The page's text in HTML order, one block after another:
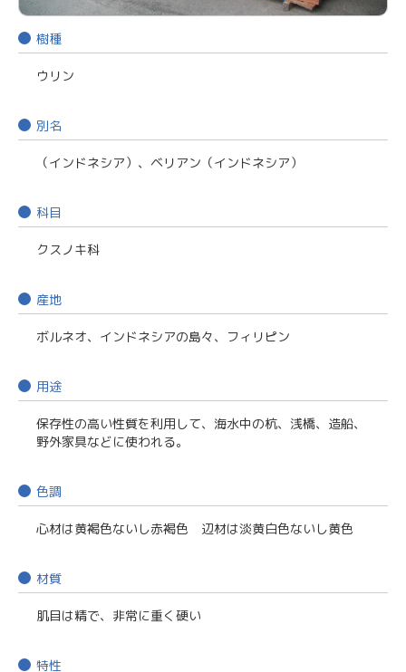
樹種
ウリン
別名
（インドネシア）、ベリアン（インドネシア）
科目
クスノキ科
産地
ボルネオ、インドネシアの島々、フィリピン
用途
保存性の高い性質を利用して、海水中の杭、浅橋、造船、
野外家具などに使われる。
色調
心材は黄褐色ないし赤褐色 辺材は淡黄白色ないし黄色
材質
肌目は精で、非常に重く硬い
特性